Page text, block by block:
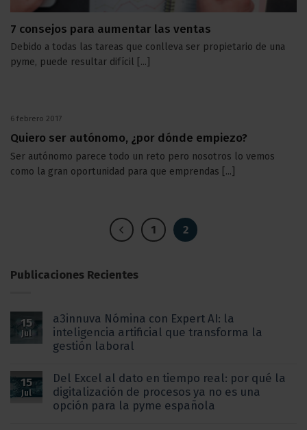
7 consejos para aumentar las ventas
Debido a todas las tareas que conlleva ser propietario de una
pyme, puede resultar difícil [...]
Quiero ser autónomo, ¿por dónde empiezo?
6 febrero 2017
Ser autónomo parece todo un reto pero nosotros lo vemos
como la gran oportunidad para que emprendas [...]
1 2
Publicaciones Recientes
15
Jul
a3innuva Nómina con Expert AI: la
inteligencia artificial que transforma la
gestión laboral
15
Jul
Del Excel al dato en tiempo real: por qué la
digitalización de procesos ya no es una
opción para la pyme española